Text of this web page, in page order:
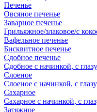
Печенье
Овсяное печенье
Заварное печенье
Грильяжное/злаковое/с
Вафельное печенье
Бисквитное печенье
Сдобное печенье
Сдобное с начинкой, с
Слоеное
Слоеное с начинкой, с
Сахарное
Сахарное с начинкой, с
Затяжное